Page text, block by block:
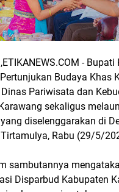
-
Budaya Khas
Pariwisata dan
sekaligus
diselenggarakan di
Rabu (29/5/
sambutannya
Disparbud Kabupaten